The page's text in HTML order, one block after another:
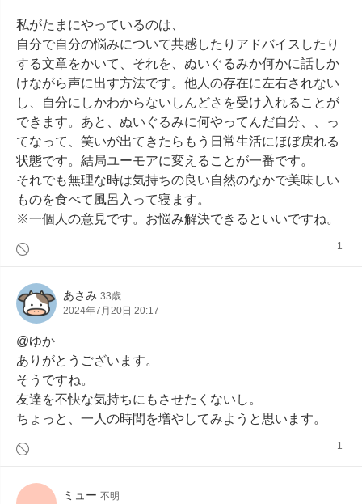
私がたまにやっているのは、
自分で自分の悩みについて共感したりアドバイスしたり
する文章をかいて、それを、ぬいぐるみか何かに話しか
けながら声に出す方法です。他人の存在に左右されない
し、自分にしかわからないしんどさを受け入れることが
できます。あと、ぬいぐるみに何やってんだ自分、、っ
てなって、笑いが出てきたらもう日常生活にほぼ戻れる
状態です。結局ユーモアに変えることが一番です。
それでも無理な時は気持ちの良い自然のなかで美味しい
ものを食べて風呂入って寝ます。
※一個人の意見です。お悩み解決できるといいですね。
1
あさみ 33歳
2024年7月20日 20:17
@ゆか
ありがとうございます。
そうですね。
友達を不快な気持ちにもさせたくないし。
ちょっと、一人の時間を増やしてみようと思います。
1
ミュー 不明